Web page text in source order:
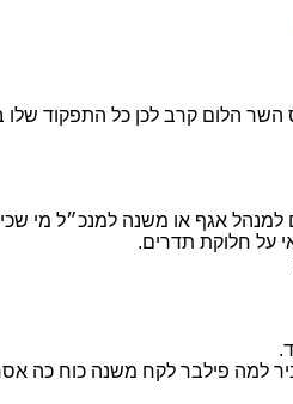
הלום קרב לכן כל התפקוד שלו
למנהל אגף או משנה למנכ״ל מי
על חלוקת תדרים.
למה פילבר לקח משנה כוח כה